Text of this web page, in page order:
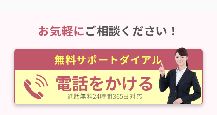
お気軽にご相談ください！
無料サポートダイアル
電話をかける
通話無料24時間365日対応